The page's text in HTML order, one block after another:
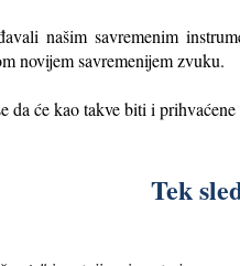
našim savremenim
novijem savremenijem zvuku.
da će kao takve biti i
Tek